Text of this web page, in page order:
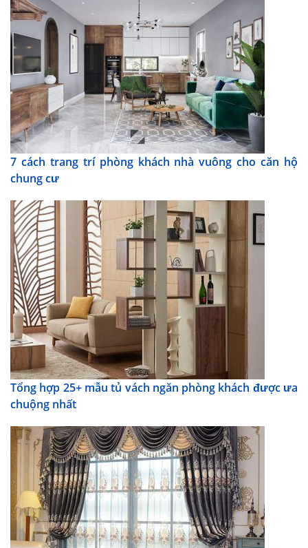
7 cách trang trí phòng khách nhà vuông cho căn hộ
chung cư
Tổng hợp 25+ mẫu tủ vách ngăn phòng khách được ưa
chuộng nhất